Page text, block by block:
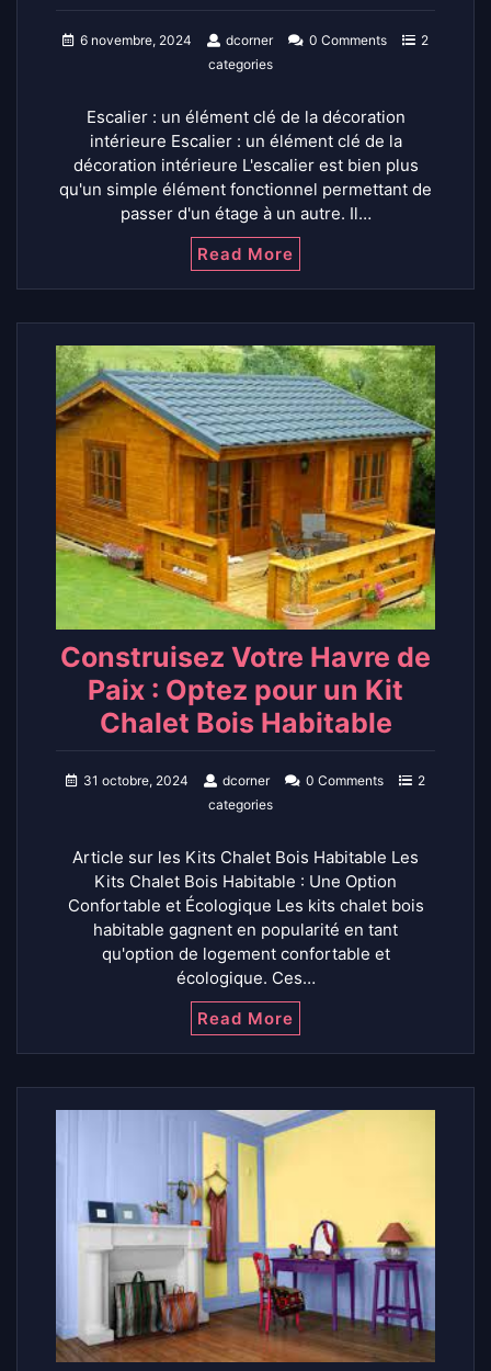
6 novembre, 2024 dcorner 0 Comments
2
categories
Escalier : un élément clé de la décoration
intérieure Escalier : un élément clé de la
décoration intérieure L'escalier est bien plus
qu'un simple élément fonctionnel permettant de
passer d'un étage à un autre. Il…
Read More
Construisez Votre Havre de
Paix : Optez pour un Kit
Chalet Bois Habitable
31 octobre, 2024 dcorner 0 Comments
2
categories
Article sur les Kits Chalet Bois Habitable Les
Kits Chalet Bois Habitable : Une Option
Confortable et Écologique Les kits chalet bois
habitable gagnent en popularité en tant
qu'option de logement confortable et
écologique. Ces…
Read More